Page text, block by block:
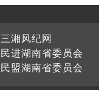
三湘风纪网
民进湖南省委员会
民盟湖南省委员会